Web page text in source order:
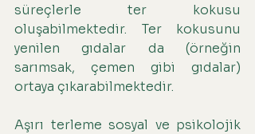
süreçlerle ter kokusu
oluşabilmektedir. Ter kokusunu
yenilen gıdalar da (örneğin
sarımsak, çemen gibi gıdalar)
ortaya çıkarabilmektedir.
Aşırı terleme sosyal ve psikolojik